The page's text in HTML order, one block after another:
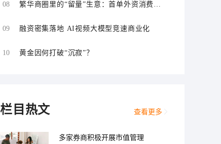
08
繁华商圈里的“留量”生意：首单外资消费
09
融资密集落地 AI视频大模型竞速商业化
10 黄金因何打破“沉寂”？
栏目热文 查看更多
多家券商积极开展市值管理